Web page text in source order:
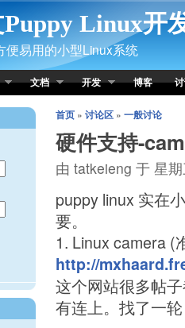
Linux开
便易用的小型Linux系统
文档 开发 博客
首页» 讨论区» 一般讨论
硬件支持-
由 tatkeieng 于 星
puppy linux 实在
要。
1. Linux camera (
http://
这个网站很多帖
有连上。找了一